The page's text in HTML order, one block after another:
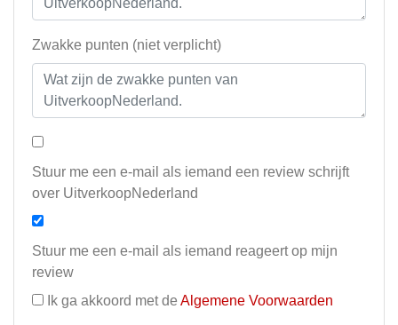
Zwakke punten (niet verplicht)
Stuur me een e-mail als iemand een review schrijft
over UitverkoopNederland
Stuur me een e-mail als iemand reageert op mijn
review
Ik ga akkoord met de Algemene Voorwaarden